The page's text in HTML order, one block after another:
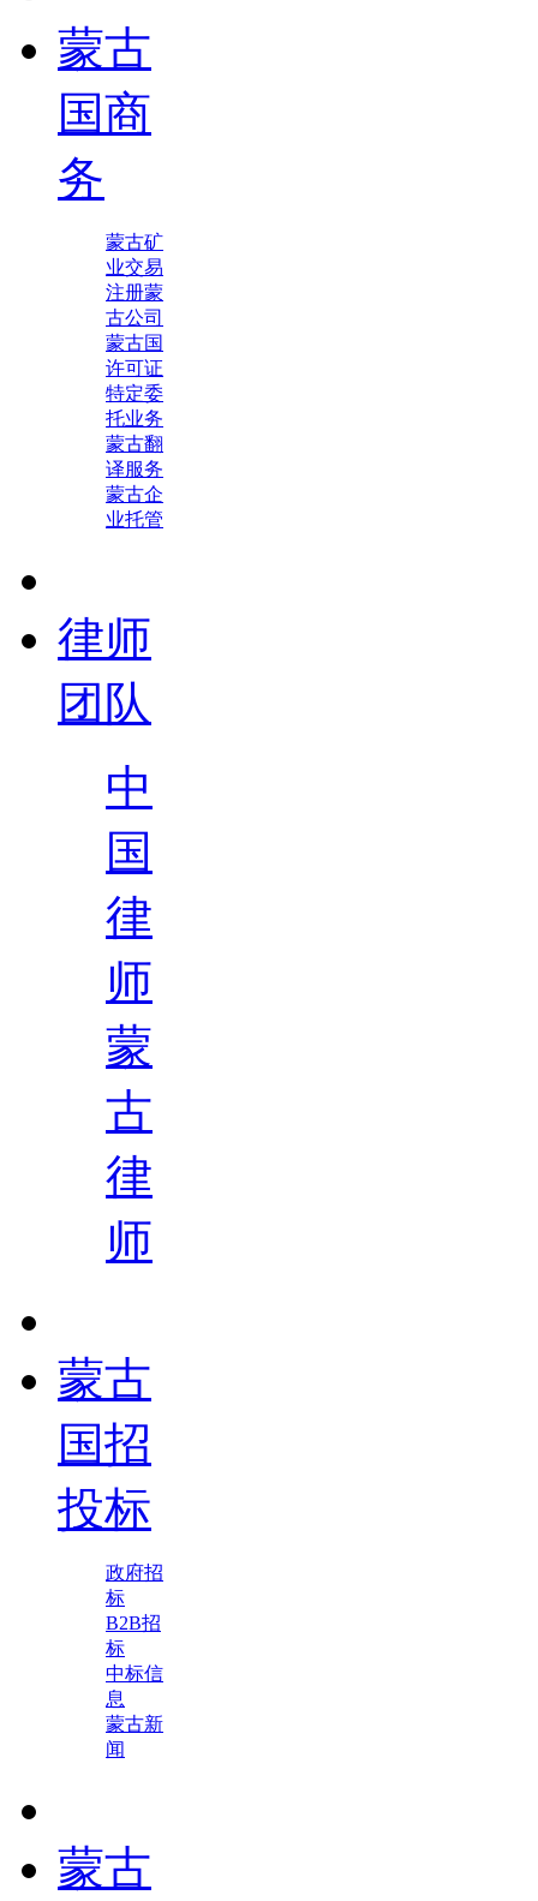
蒙古
国商
务
蒙古矿
业交易
注册蒙
古公司
蒙古国
许可证
特定委
托业务
蒙古翻
译服务
蒙古企
业托管
律师
团队
中
国
律
师
蒙
古
律
师
蒙古
国招
投标
政府招
标
B2B招
标
中标信
息
蒙古新
闻
蒙古